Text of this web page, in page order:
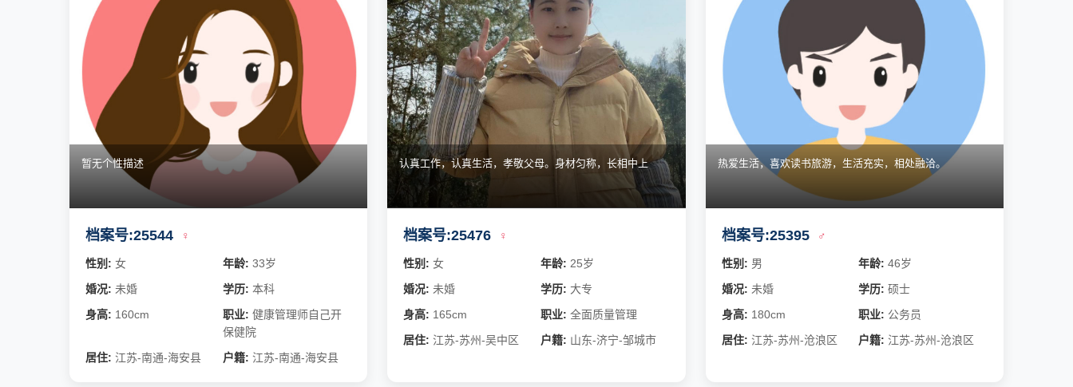
暂无个性描述
档案号:25544 ♀
性别: 女 年龄: 33岁
婚况: 未婚 学历: 本科
身高: 160cm 职业: 健康管理师自己开
保健院
居住: 江苏-南通-海安县 户籍: 江苏-南通-海安县
认真工作，认真生活，孝敬父母。身材匀称，长相中上
档案号:25476 ♀
性别: 女 年龄: 25岁
婚况: 未婚 学历: 大专
身高: 165cm 职业: 全面质量管理
居住: 江苏-苏州-吴中区 户籍: 山东-济宁-邹城市
热爱生活，喜欢读书旅游，生活充实，相处融洽。
档案号:25395 ♂
性别: 男 年龄: 46岁
婚况: 未婚 学历: 硕士
身高: 180cm 职业: 公务员
居住: 江苏-苏州-沧浪区 户籍: 江苏-苏州-沧浪区